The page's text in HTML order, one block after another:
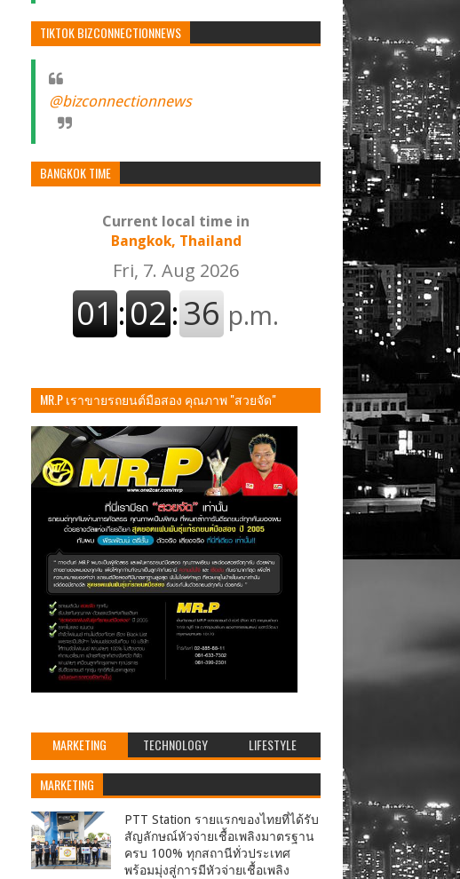
TIKTOK BIZCONNECTIONNEWS
@bizconnectionnews
BANGKOK TIME
Current local time in
Bangkok, Thailand
MR.P เราขายรถยนต์มือสอง คุณภาพ "สวยจัด"
MARKETING TECHNOLOGY LIFESTYLE
MARKETING
PTT Station รายแรกของไทยที่ได้รับ
สัญลักษณ์หัวจ่ายเชื้อเพลิงมาตรฐาน
ครบ 100% ทุกสถานีทั่วประเทศ
พร้อมมุ่งสู่การมีหัวจ่ายเชื้อเพลิง